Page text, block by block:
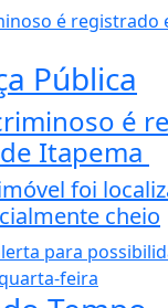
Pública
é
Itapema
foi
cheio